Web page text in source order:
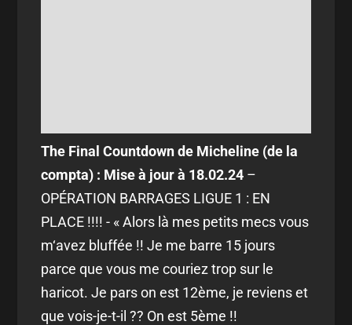
The Final Countdown de Micheline (de la
compta) : Mise à jour à 18.02.24 –
OPÉRATION BARRAGES LIGUE 1 : EN
PLACE !!!! - « Alors là mes petits mecs vous
m‘avez bluffée !! Je me barre 15 jours
parce que vous me couriez trop sur le
haricot. Je pars on est 12ème, je reviens et
que vois-je-t-il ?? On est 5ème !!